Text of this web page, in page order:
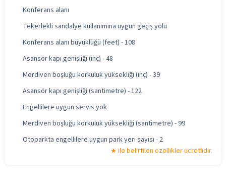
Konferans alanı
Tekerlekli sandalye kullanımına uygun geçiş yolu
Konferans alanı büyüklüğü (feet) - 108
Asansör kapı genişliği (inç) - 48
Merdiven boşluğu korkuluk yüksekliği (inç) - 39
Asansör kapı genişliği (santimetre) - 122
Engellilere uygun servis yok
Merdiven boşluğu korkuluk yüksekliği (santimetre) - 99
Otoparkta engellilere uygun park yeri sayısı - 2
ile belirtilen özellikler ücretlidir.